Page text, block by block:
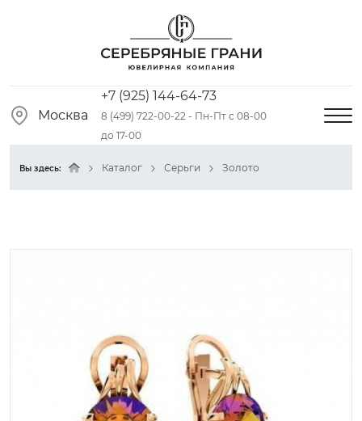
Москва
+7 (925) 144-64-73
8 (499) 722-00-22 - Пн-Пт с 08-00
до 17-00
Вы здесь: Каталог Серьги Золото